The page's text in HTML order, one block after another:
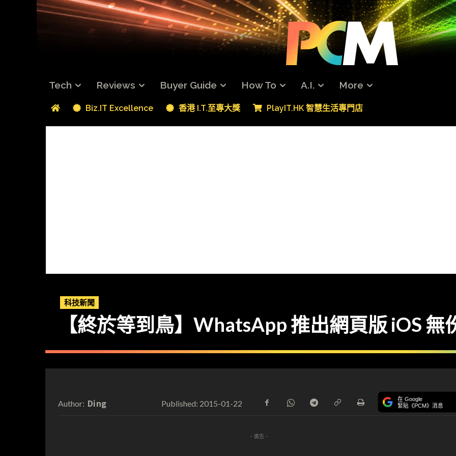
Tech Reviews Buyer Guide How To A.I. More
Biz.IT Excellence 香港 I.T.至專大獎 PlayIT.HK 智慧生活專門店
科技新聞
【終於等到鳥】WhatsApp 推出網頁版 iOS 無
Author: Ding Published: 2015-01-22 在 Google
緊貼《PCM》消息
- 廣告 -